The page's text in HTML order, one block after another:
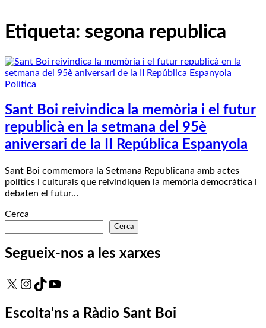
Etiqueta: segona republica
Política
Sant Boi reivindica la memòria i el futur
republicà en la setmana del 95è
aniversari de la II República Espanyola
Sant Boi commemora la Setmana Republicana amb actes
polítics i culturals que reivindiquen la memòria democràtica i
debaten el futur…
Cerca
Cerca
Segueix-nos a les xarxes
X Instagram
TikTokYouTube
Escolta'ns a Ràdio Sant Boi